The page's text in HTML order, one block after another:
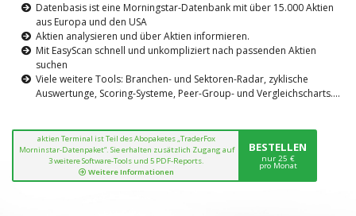
Datenbasis ist eine Morningstar-Datenbank mit über 15.000 Aktien
aus Europa und den USA
Aktien analysieren und über Aktien informieren.
Mit EasyScan schnell und unkompliziert nach passenden Aktien
suchen
Viele weitere Tools: Branchen- und Sektoren-Radar, zyklische
Auswertunge, Scoring-Systeme, Peer-Group- und Vergleichscharts....
aktien Terminal ist Teil des Abopaketes „TraderFox
Morninstar-Datenpaket“. Sie erhalten zusätzlich Zugang auf
3 weitere Software-Tools und 5 PDF-Reports.
Weitere Informationen
BESTELLEN
nur 25 €
pro Monat